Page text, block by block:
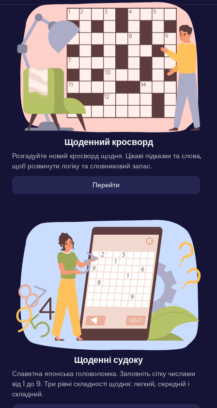
Щоденний кросворд
Розгадуйте новий кросворд щодня. Цікаві підказки та слова,
щоб розвинути логіку та словниковий запас.
Перейти
Щоденні судоку
Славетна японська головоломка. Заповніть сітку числами
від 1 до 9. Три рівні складності щодня: легкий, середній і
складний.